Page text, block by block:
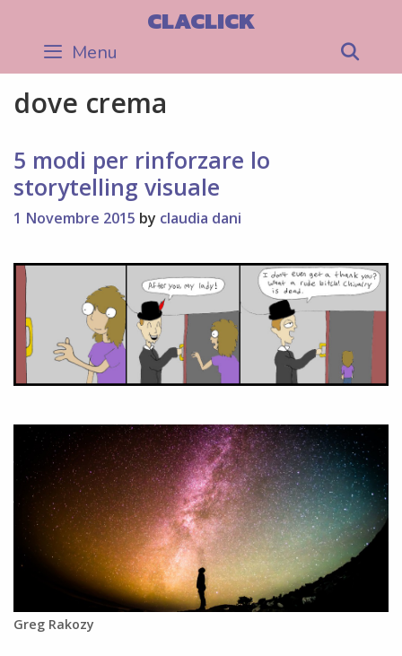
content
CLACLICK
Menu
dove crema
5 modi per rinforzare lo
storytelling visuale
1 Novembre 2015 by claudia dani
Greg Rakozy